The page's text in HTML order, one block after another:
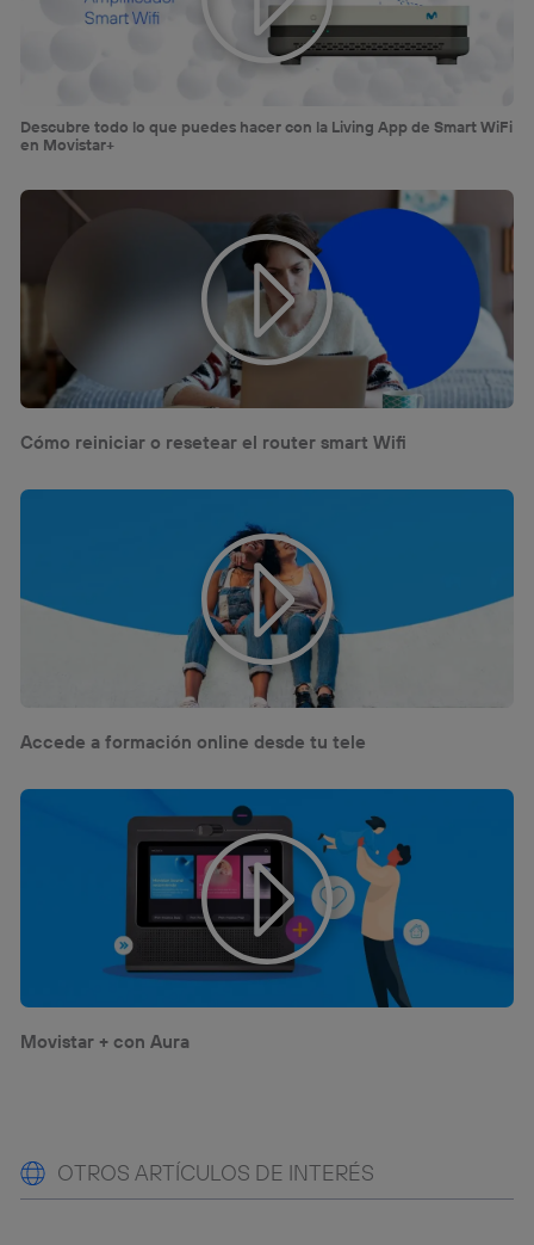
Descubre todo lo que puedes hacer con la Living App de Smart WiFi
en Movistar+
Cómo reiniciar o resetear el router smart Wifi
Accede a formación online desde tu tele
Movistar + con Aura
OTROS ARTÍCULOS DE INTERÉS